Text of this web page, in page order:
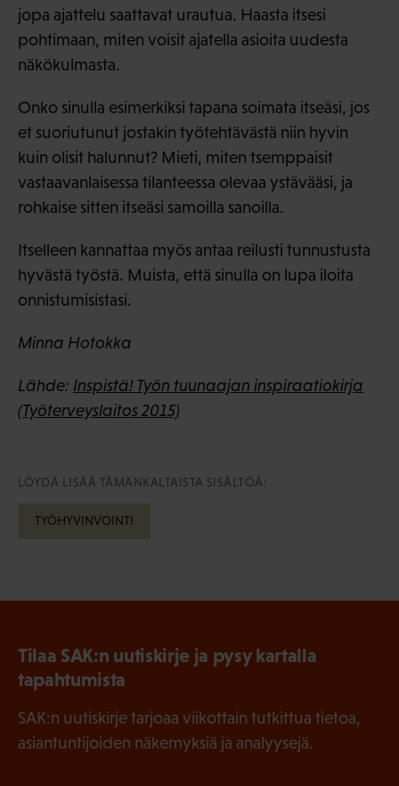
jopa ajattelu saattavat urautua. Haasta itsesi
pohtimaan, miten voisit ajatella asioita uudesta
näkökulmasta.
Onko sinulla esimerkiksi tapana soimata itseäsi, jos
et suoriutunut jostakin työtehtävästä niin hyvin
kuin olisit halunnut? Mieti, miten tsemppaisit
vastaavanlaisessa tilanteessa olevaa ystävääsi, ja
rohkaise sitten itseäsi samoilla sanoilla.
Itselleen kannattaa myös antaa reilusti tunnustusta
hyvästä työstä. Muista, että sinulla on lupa iloita
onnistumisistasi.
Minna Hotokka
Lähde: Inspistä! Työn tuunaajan inspiraatiokirja
(Työterveyslaitos 2015)
LÖYDÄ LISÄÄ TÄMÄNKALTAISTA SISÄLTÖÄ:
TYÖHYVINVOINTI
Tilaa SAK:n uutiskirje ja pysy kartalla
tapahtumista
SAK:n uutiskirje tarjoaa viikottain tutkittua tietoa,
asiantuntijoiden näkemyksiä ja analyysejä.